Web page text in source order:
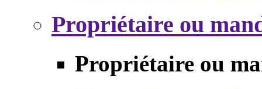
Propriétaire ou
Propriétaire ou